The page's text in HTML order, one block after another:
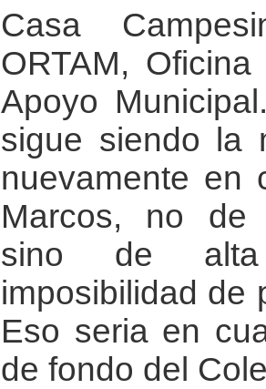
Casa
ORTAM,
Apoyo
sigue siendo la
nuevamente en
Marcos, no de
sino de alta
imposibilidad de
Eso seria en
de fondo del